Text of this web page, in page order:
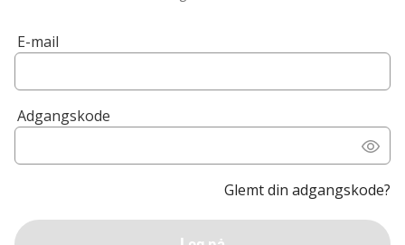
E-mail
Adgangskode
Glemt din adgangskode?